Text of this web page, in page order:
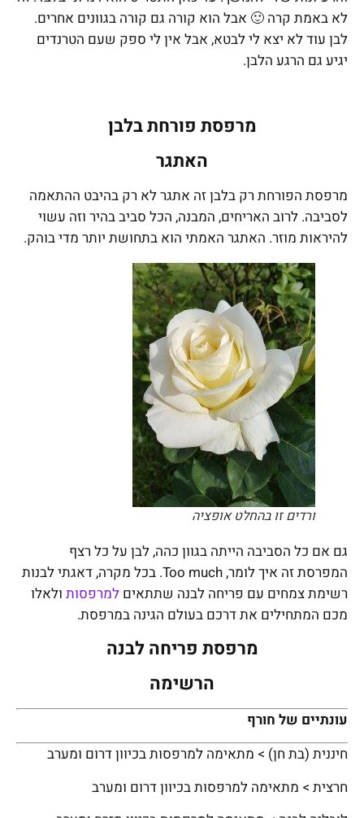
לא באמת קרה 🙂 אבל הוא קורה גם קורה בגוונים אחרים.
לבן עוד לא יצא לי לבטא, אבל אין לי ספק שעם הטרנדים
יגיע גם הרגע הלבן.
מרפסת פורחת בלבן
האתגר
מרפסת הפורחת רק בלבן זה אתגר לא רק בהיבט ההתאמה
לסביבה. לרוב האריחים, המבנה, הכל סביב בהיר וזה עשוי
להיראות מוזר. האתגר האמתי הוא בתחושת יותר מדי בוהק.
ורדים זו בהחלט אופציה
גם אם כל הסביבה הייתה בגוון כהה, לבן על כל רצף
המפרסת זה איך לומר, Too much. בכל מקרה, דאגתי לבנות
רשימת צמחים עם פריחה לבנה שתתאים למרפסות ולאלו
מכם המתחילים את דרכם בעולם הגינה במרפסת.
מרפסת פריחה לבנה
הרשימה
עונתיים של חורף
חיננית (בת חן) > מתאימה למרפסות בכיוון דרום ומערב
חרצית > מתאימה למרפסות בכיוון דרום ומערב